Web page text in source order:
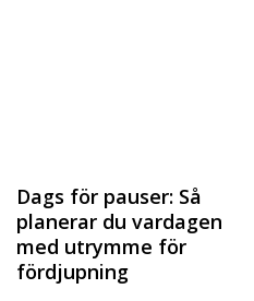
Dags för pauser: Så
planerar du vardagen
med utrymme för
fördjupning